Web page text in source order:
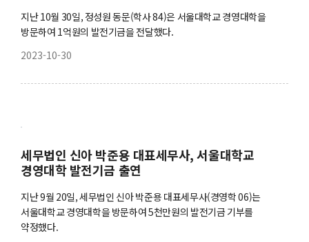
지난 10월 30일, 정성원 동문(학사 84)은 서울대학교 경영대학을
방문하여 1억원의 발전기금을 전달했다.
2023-10-30
세무법인 신아 박준용 대표세무사, 서울대학교
경영대학 발전기금 출연
지난 9월 20일, 세무법인 신아 박준용 대표세무사(경영학 06)는
서울대학교 경영대학을 방문하여 5천만원의 발전기금 기부를
약정했다.